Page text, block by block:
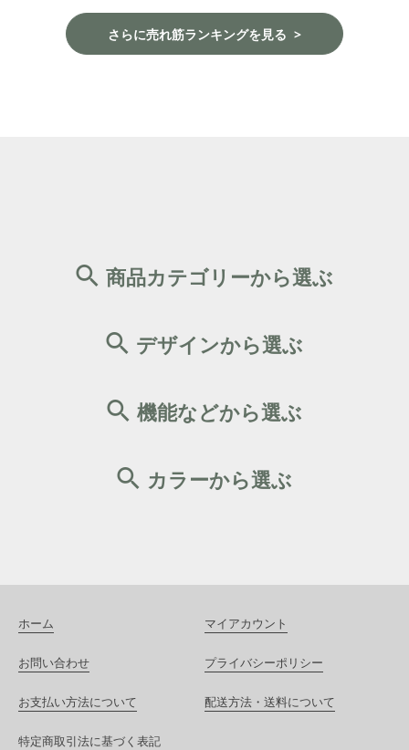
さらに売れ筋ランキングを見る
商品カテゴリーから選ぶ
デザインから選ぶ
機能などから選ぶ
カラーから選ぶ
ホーム マイアカウント
お問い合わせ プライバシーポリシー
お支払い方法について 配送方法・送料について
特定商取引法に基づく表記